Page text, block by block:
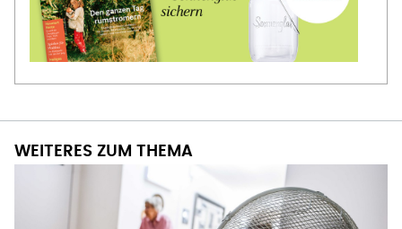
WEITERES ZUM THEMA